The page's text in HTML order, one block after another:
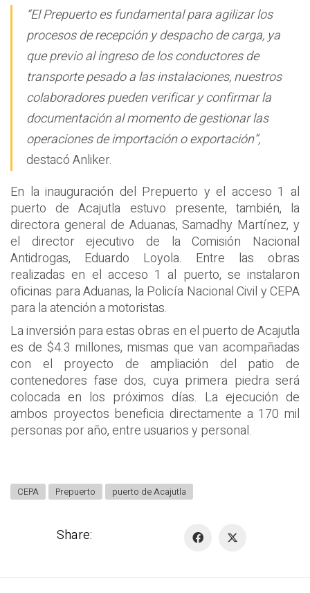
“El Prepuerto es fundamental para agilizar los
procesos de recepción y despacho de carga, ya
que previo al ingreso de los conductores de
transporte pesado a las instalaciones, nuestros
colaboradores pueden verificar y confirmar la
documentación al momento de gestionar las
operaciones de importación o exportación”,
destacó Anliker.
En la inauguración del Prepuerto y el acceso 1 al
puerto de Acajutla estuvo presente, también, la
directora general de Aduanas, Samadhy Martínez, y
el director ejecutivo de la Comisión Nacional
Antidrogas, Eduardo Loyola. Entre las obras
realizadas en el acceso 1 al puerto, se instalaron
oficinas para Aduanas, la Policía Nacional Civil y CEPA
para la atención a motoristas.
La inversión para estas obras en el puerto de Acajutla
es de $4.3 millones, mismas que van acompañadas
con el proyecto de ampliación del patio de
contenedores fase dos, cuya primera piedra será
colocada en los próximos días. La ejecución de
ambos proyectos beneficia directamente a 170 mil
personas por año, entre usuarios y personal.
CEPA Prepuerto puerto de Acajutla
Share: